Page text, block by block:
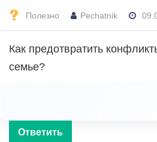
Полезно Pechatnik
Как предотвратить
семье?
Ответить